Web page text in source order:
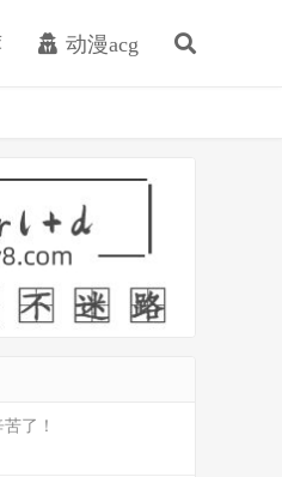
动漫acg
了！